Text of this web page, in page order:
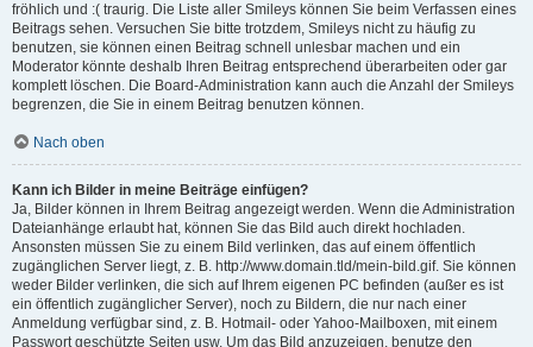
fröhlich und :( traurig. Die Liste aller Smileys können Sie beim Verfassen eines
Beitrags sehen. Versuchen Sie bitte trotzdem, Smileys nicht zu häufig zu
benutzen, sie können einen Beitrag schnell unlesbar machen und ein
Moderator könnte deshalb Ihren Beitrag entsprechend überarbeiten oder gar
komplett löschen. Die Board-Administration kann auch die Anzahl der Smileys
begrenzen, die Sie in einem Beitrag benutzen können.
Nach oben
Kann ich Bilder in meine Beiträge einfügen?
Ja, Bilder können in Ihrem Beitrag angezeigt werden. Wenn die Administration
Dateianhänge erlaubt hat, können Sie das Bild auch direkt hochladen.
Ansonsten müssen Sie zu einem Bild verlinken, das auf einem öffentlich
zugänglichen Server liegt, z. B. http://www.domain.tld/mein-bild.gif. Sie können
weder Bilder verlinken, die sich auf Ihrem eigenen PC befinden (außer es ist
ein öffentlich zugänglicher Server), noch zu Bildern, die nur nach einer
Anmeldung verfügbar sind, z. B. Hotmail- oder Yahoo-Mailboxen, mit einem
Passwort geschützte Seiten usw. Um das Bild anzuzeigen, benutze den